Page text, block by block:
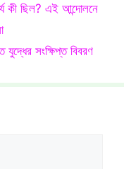
কী ছিল? এই আন্দোলনে
যুদ্ধের সংক্ষিপ্ত বিবরণ